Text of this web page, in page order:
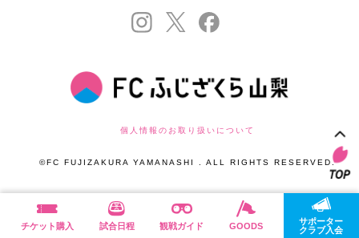
個人情報のお取り扱いについて
©FC FUJIZAKURA YAMANASHI . ALL RIGHTS RESERVED.
チケット購入 試合日程 観戦ガイド GOODS
サポーター
クラブ入会